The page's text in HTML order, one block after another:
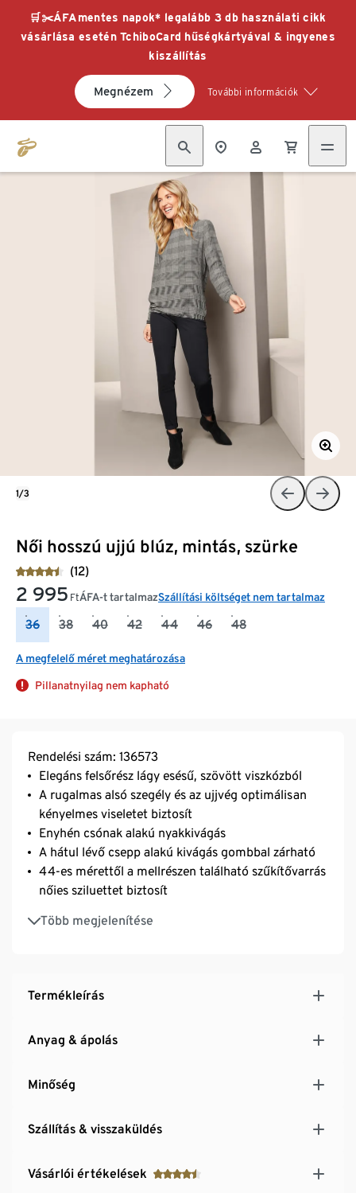
🛒✂️ÁFAmentes napok* legalább 3 db használati cikk
vásárlása esetén TchiboCard hűségkártyával & ingyenes
kiszállítás
Megnézem További információk
Női hosszú ujjú blúz, mintás, szürke
(12)
2 995 FtÁFA-t tartalmazSzállítási költséget nem tartalmaz
36 38 40 42 44 46 48
A megfelelő méret meghatározása
Pillanatnyilag nem kapható
1/3
Rendelési szám: 136573
Elegáns felsőrész lágy esésű, szövött viszkózból
A rugalmas alsó szegély és az ujjvég optimálisan
kényelmes viseletet biztosít
Enyhén csónak alakú nyakkivágás
A hátul lévő csepp alakú kivágás gombbal zárható
44-es mérettől a mellrészen található szűkítővarrás
nőies sziluettet biztosít
Több megjelenítése
Mutatós kockás mintával - klasszikus női divat
Az alsó szegély mutatós fémlemezkével
Termékleírás
Anyag & ápolás
Minőség
Szállítás & visszaküldés
Vásárlói értékelések